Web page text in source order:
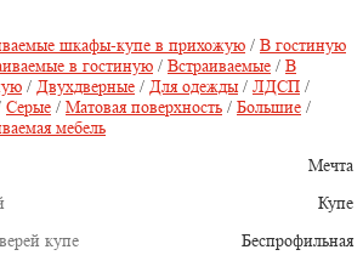
шкафы-купе в прихожую / В гостиную
в гостиную / Встраиваемые / В
/ Двухдверные / Для одежды / ЛДСП /
Серые / Матовая поверхность / Большие /
мебель
Мечта
Купе
купе
Беспрофильная